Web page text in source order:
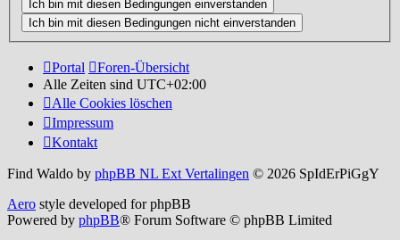
Portal
Foren-Übersicht
Alle Zeiten sind UTC+02:00
Alle Cookies löschen
Impressum
Kontakt
Find Waldo by phpBB NL Ext Vertalingen © 2026 SpIdErPiGgY
Aero style developed for phpBB
Powered by phpBB® Forum Software © phpBB Limited